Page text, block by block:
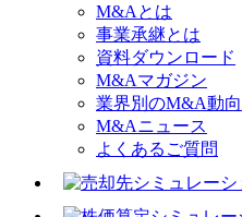
M&Aとは
事業承継とは
資料ダウンロード
M&Aマガジン
業界別のM&A動向
M&Aニュース
よくあるご質問